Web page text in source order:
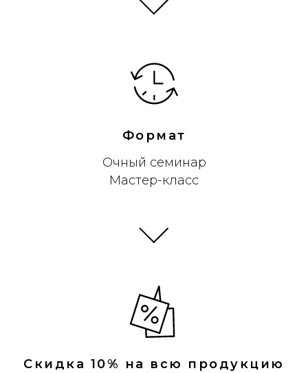
Формат
Очный семинар
Мастер-класс
Скидка 10% на всю продукцию